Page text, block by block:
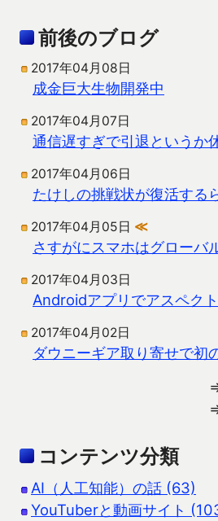
前後のブログ
2017年04月08日
成金巨大生物開発中
2017年04月07日
通信遅すぎで引退というか
2017年04月06日
たけしの挑戦状が復活する
2017年04月05日 ≪
さすがにスマホはグローバ
2017年04月03日
Androidアプリでアスペク
2017年04月02日
ダウニーギア取り寄せで初
コンテンツ分類
AI（人工知能）の話 (63)
YouTuberと動画サイト